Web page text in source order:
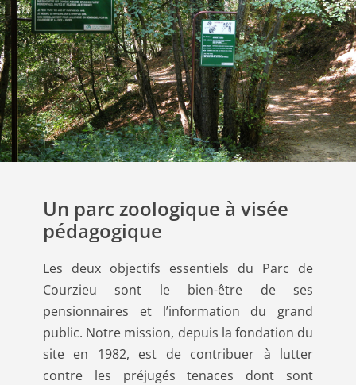
Un parc zoologique à visée
pédagogique
Les deux objectifs essentiels du Parc de
Courzieu sont le bien-être de ses
pensionnaires et l’information du grand
public. Notre mission, depuis la fondation du
site en 1982, est de contribuer à lutter
contre les préjugés tenaces dont sont